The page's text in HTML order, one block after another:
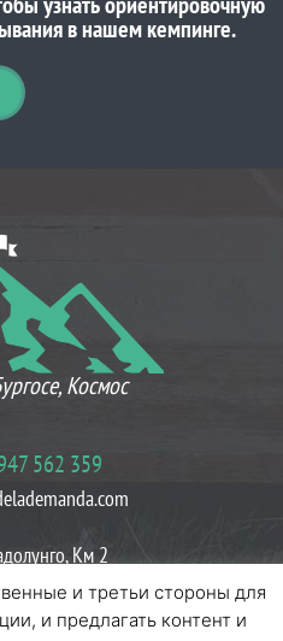
в нашем кемпинге.
Космос
562 359
Км 2
Бургос
и третьи стороны для
и предлагать контент и